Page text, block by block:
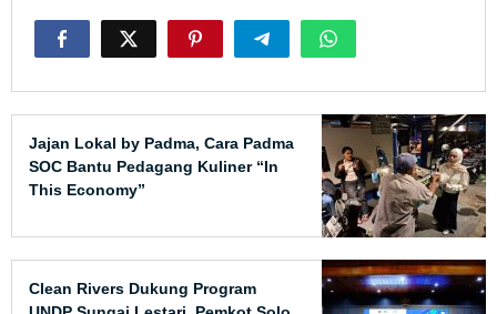
Jajan Lokal by Padma, Cara Padma
SOC Bantu Pedagang Kuliner “In
This Economy”
Clean Rivers Dukung Program